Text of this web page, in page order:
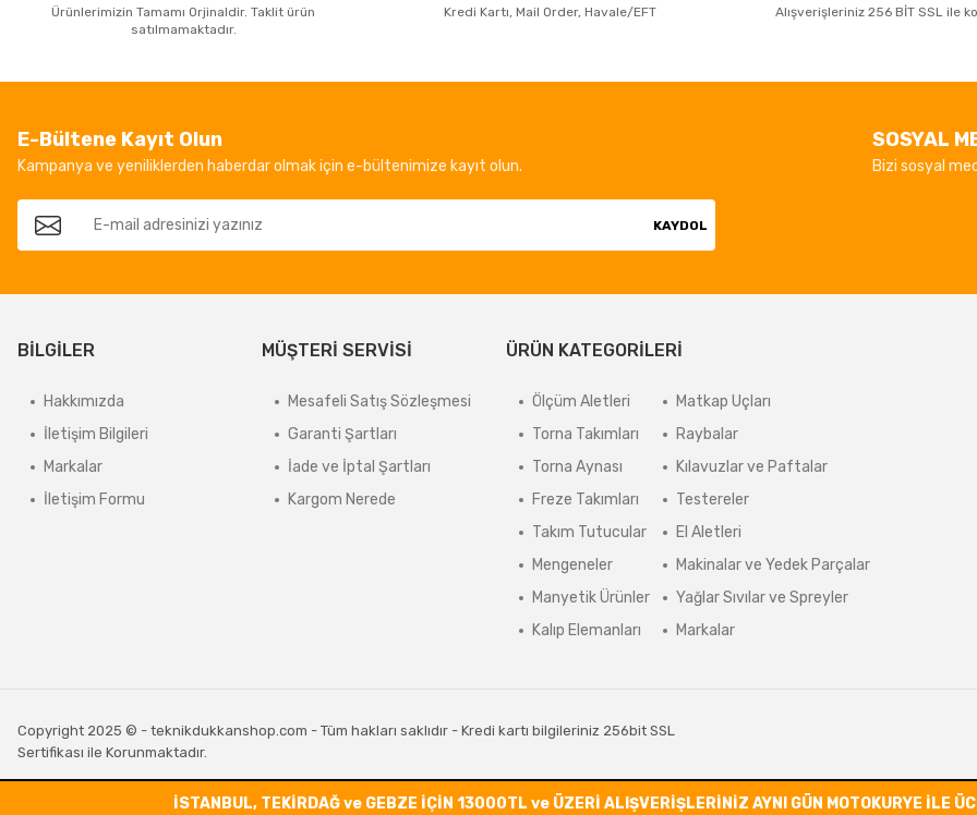
Ürünlerimizin Tamamı Orjinaldir. Taklit ürün
satılmamaktadır.
Kredi Kartı, Mail Order, Havale/EFT Alışverişleriniz 256 BİT SSL ile
E-Bültene Kayıt Olun
Kampanya ve yeniliklerden haberdar olmak için e-bültenimize kayıt olun.
KAYDOL
SOSYAL
Bizi sosyal
BİLGİLER
Hakkımızda
İletişim Bilgileri
Markalar
İletişim Formu
MÜŞTERİ SERVİSİ
Mesafeli Satış Sözleşmesi
Garanti Şartları
İade ve İptal Şartları
Kargom Nerede
ÜRÜN KATEGORİLERİ
Ölçüm Aletleri
Torna Takımları
Torna Aynası
Freze Takımları
Takım Tutucular
Mengeneler
Manyetik Ürünler
Kalıp Elemanları
Matkap Uçları
Raybalar
Kılavuzlar ve Paftalar
Testereler
El Aletleri
Makinalar ve Yedek Parçalar
Yağlar Sıvılar ve Spreyler
Markalar
Copyright 2025 © - teknikdukkanshop.com - Tüm hakları saklıdır - Kredi kartı bilgileriniz 256bit SSL
Sertifikası ile Korunmaktadır.
İSTANBUL, TEKİRDAĞ ve GEBZE İÇİN 13000TL ve ÜZERİ ALIŞVERİŞLERİNİZ AYNI GÜN MOTOKURYE İLE
ideasoft e- ile